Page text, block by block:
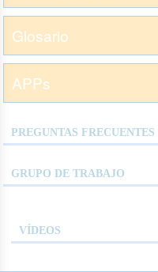
Glosario
APPs
PREGUNTAS FRECUENTES
GRUPO DE TRABAJO
VÍDEOS